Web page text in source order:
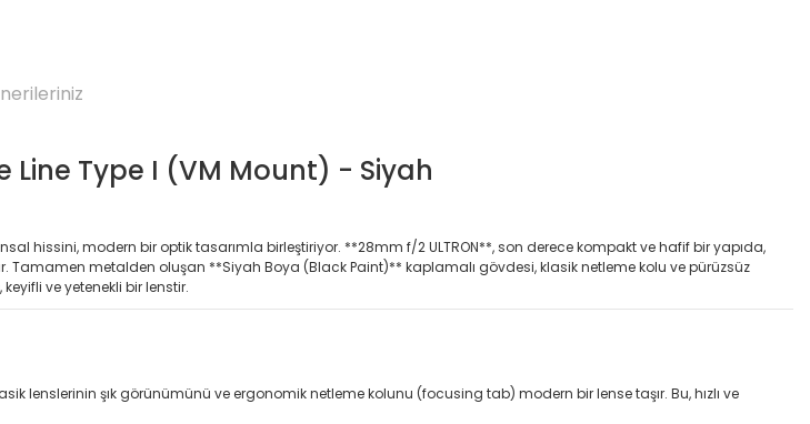
Type I (VM Mount) - Siyah
hissini, modern bir optik tasarımla birleştiriyor. **28mm f/2 ULTRON**, son derece kompakt ve hafif bir yapıda,
Tamamen metalden oluşan **Siyah Boya (Black Paint)** kaplamalı gövdesi, klasik netleme kolu ve pürüzsüz
ve yetenekli bir lenstir.
lenslerinin şık görünümünü ve ergonomik netleme kolunu (focusing tab) modern bir lense taşır. Bu, hızlı ve